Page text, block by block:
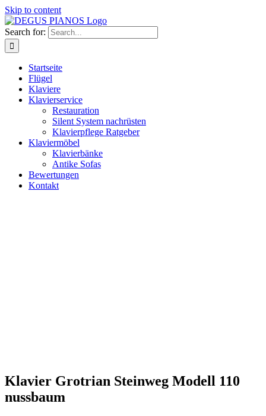
Skip to content
Search for:
Startseite
Flügel
Klaviere
Klavierservice
Restauration
Silent System nachrüsten
Klavierpflege Ratgeber
Klaviermöbel
Klavierbänke
Antike Sofas
Bewertungen
Kontakt
Klavier Grotrian Steinweg Modell 110
nussbaum